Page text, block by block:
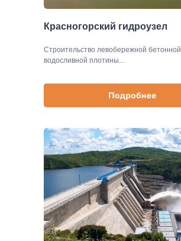
Красногорский гидроузел
Строительство левобережной бетонной
водосливной плотины...